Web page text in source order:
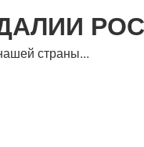
страны...